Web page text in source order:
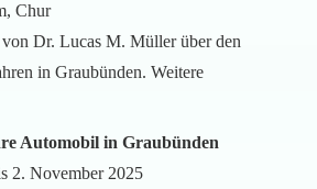
Chur
Dr. Lucas M. Müller über den
in Graubünden. Weitere
Automobil in Graubünden
2. November 2025